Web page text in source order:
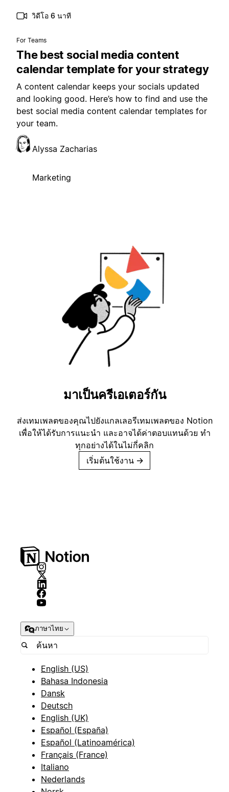
วิดีโอ 6 นาที
For Teams
The best social media content
calendar template for your strategy
A content calendar keeps your socials updated
and looking good. Here’s how to find and use the
best social media content calendar templates for
your team.
Alyssa Zacharias
Marketing
มาเป็นครีเอเตอร์กัน
ส่งเทมเพลตของคุณไปยังแกลเลอรีเทมเพลตของ Notion
เพื่อให้ได้รับการแนะนำ และอาจได้ค่าตอบแทนด้วย ทำ
ทุกอย่างได้ในไม่กี่คลิก
เริ่มต้นใช้งาน →
ภาษาไทย
English (US)
Bahasa Indonesia
Dansk
Deutsch
English (UK)
Español (España)
Español (Latinoamérica)
Français (France)
Italiano
Nederlands